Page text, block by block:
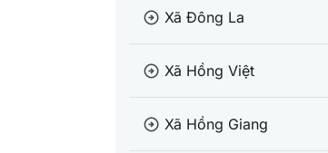
arrow_circle_right Xã Đông La
arrow_circle_right Xã Hồng Việt
arrow_circle_right Xã Hồng Giang